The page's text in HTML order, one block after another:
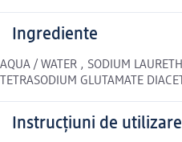
Ingrediente
AQUA / WATER , SODIUM
TETRASODIUM GLUTAMATE
Instrucțiuni de utilizare